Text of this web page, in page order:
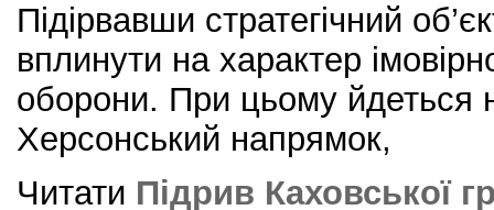
Підірвавши стратегічний
вплинути на характер
оборони. При цьому йдеться
Херсонський напрямок,
Читати Підрив Каховської